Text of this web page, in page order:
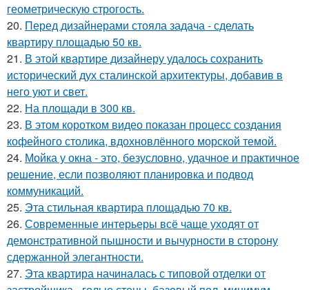
геометрическую строгость.
20. Перед дизайнерами стояла задача - сделать
квартиру площадью 50 кв.
21. В этой квартире дизайнеру удалось сохранить
исторический дух сталинской архитектуры, добавив в
него уют и свет.
22. На площади в 300 кв.
23. В этом коротком видео показан процесс создания
кофейного столика, вдохновлённого морской темой.
24. Мойка у окна - это, безусловно, удачное и практичное
решение, если позволяют планировка и подвод
коммуникаций.
25. Эта стильная квартира площадью 70 кв.
26. Современные интерьеры всё чаще уходят от
демонстративной пышности и вычурности в сторону
сдержанной элегантности.
27. Эта квартира начиналась с типовой отделки от